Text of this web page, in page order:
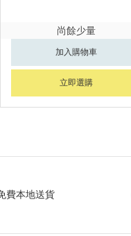
尚餘少量
加入購物車
立即選購
費本地送貨